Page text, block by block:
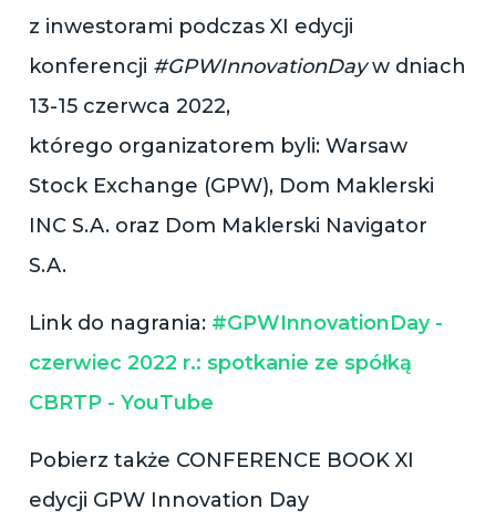
z inwestorami podczas XI edycji
konferencji #GPWInnovationDayw dniach
13-15 czerwca 2022,
którego organizatorem byli: Warsaw
Stock Exchange (GPW), Dom Maklerski
INC S.A. oraz Dom Maklerski Navigator
S.A.
Link do nagrania: #GPWInnovationDay -
czerwiec 2022 r.: spotkanie ze spółką
CBRTP - YouTube
Pobierz także CONFERENCE BOOK XI
edycji GPW Innovation Day